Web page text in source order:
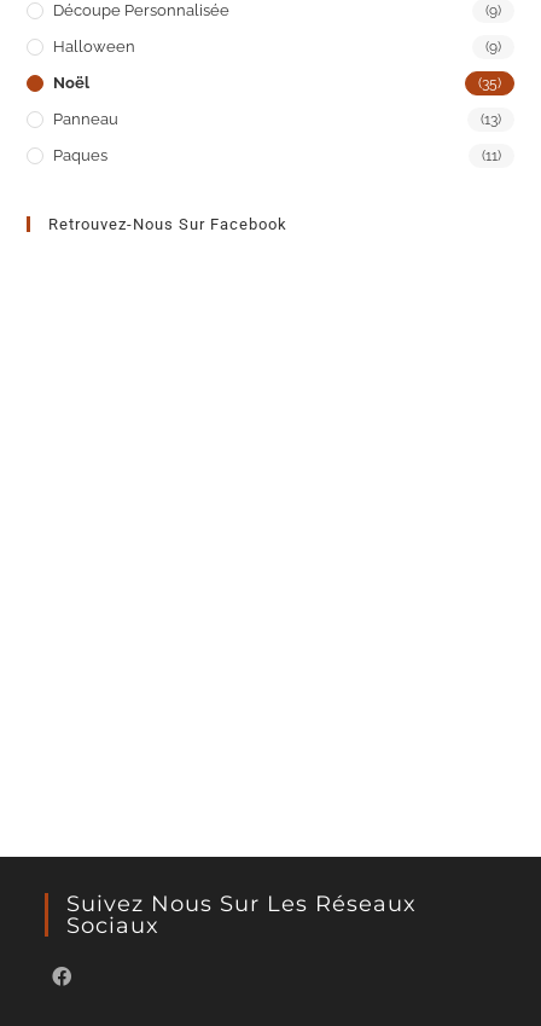
Découpe Personnalisée (9)
Halloween (9)
Noël (35)
Panneau (13)
Paques (11)
Retrouvez-Nous Sur Facebook
Suivez Nous Sur Les Réseaux
Sociaux